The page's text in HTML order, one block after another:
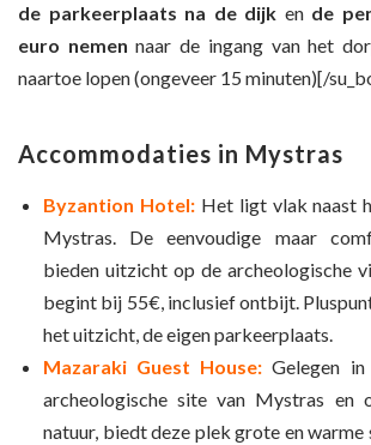
de parkeerplaats na de dijk en de
euro nemen naar de ingang van het
naartoe lopen (ongeveer 15 minuten)[/
Accommodaties in Mystras
Byzantion Hotel:Het ligt vlak naast
Mystras. De eenvoudige maar
bieden uitzicht op de archeologische
begint bij 55€, inclusief ontbijt.
het uitzicht, de eigen parkeerplaats.
Mazaraki Guest House: Gelegen
archeologische site van Mystras en
natuur, biedt deze plek grote en